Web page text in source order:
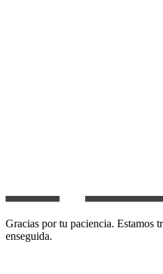
Gracias por tu paciencia. Estamos
enseguida.